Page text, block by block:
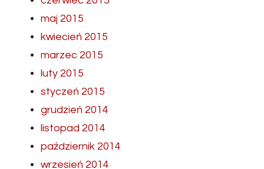
maj 2015
kwiecień 2015
marzec 2015
luty 2015
styczeń 2015
grudzień 2014
listopad 2014
październik 2014
wrzesień 2014